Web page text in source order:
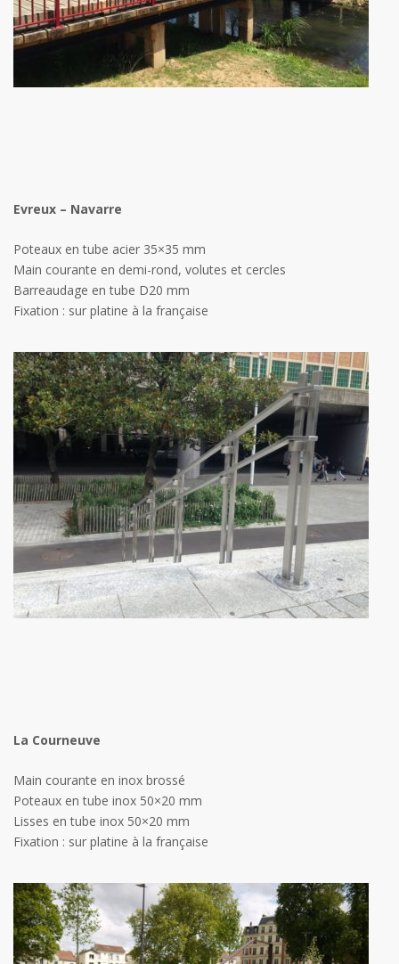
Evreux – Navarre
Poteaux en tube acier 35×35 mm
Main courante en demi-rond, volutes et cercles
Barreaudage en tube D20 mm
Fixation : sur platine à la française
La Courneuve
Main courante en inox brossé
Poteaux en tube inox 50×20 mm
Lisses en tube inox 50×20 mm
Fixation : sur platine à la française